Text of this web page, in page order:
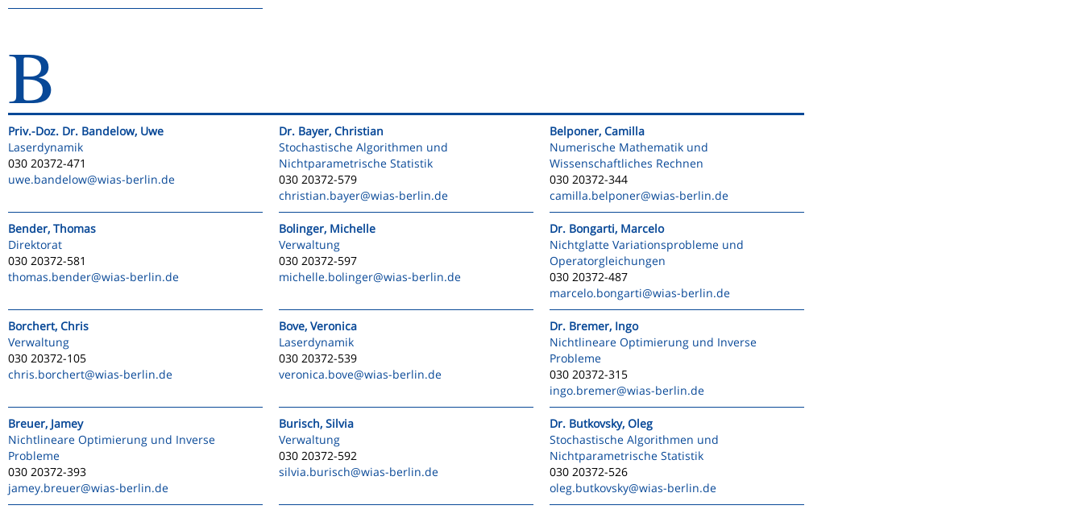
B
Priv.-Doz. Dr. Bandelow, Uwe
Laserdynamik
030 20372-471
uwe.bandelow@wias-berlin.de
Dr. Bayer, Christian
Stochastische Algorithmen und
Nichtparametrische Statistik
030 20372-579
christian.bayer@wias-berlin.de
Belponer, Camilla
Numerische Mathematik und
Wissenschaftliches Rechnen
030 20372-344
camilla.belponer@wias-berlin.de
Bender, Thomas
Direktorat
030 20372-581
thomas.bender@wias-berlin.de
Bolinger, Michelle
Verwaltung
030 20372-597
michelle.bolinger@wias-berlin.de
Dr. Bongarti, Marcelo
Nichtglatte Variationsprobleme und
Operatorgleichungen
030 20372-487
marcelo.bongarti@wias-berlin.de
Borchert, Chris
Verwaltung
030 20372-105
chris.borchert@wias-berlin.de
Bove, Veronica
Laserdynamik
030 20372-539
veronica.bove@wias-berlin.de
Dr. Bremer, Ingo
Nichtlineare Optimierung und Inverse
Probleme
030 20372-315
ingo.bremer@wias-berlin.de
Breuer, Jamey
Nichtlineare Optimierung und Inverse
Probleme
030 20372-393
jamey.breuer@wias-berlin.de
Burisch, Silvia
Verwaltung
030 20372-592
silvia.burisch@wias-berlin.de
Dr. Butkovsky, Oleg
Stochastische Algorithmen und
Nichtparametrische Statistik
030 20372-526
oleg.butkovsky@wias-berlin.de